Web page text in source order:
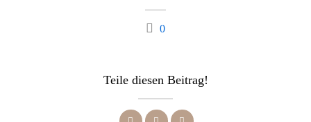
0
Teile diesen Beitrag!